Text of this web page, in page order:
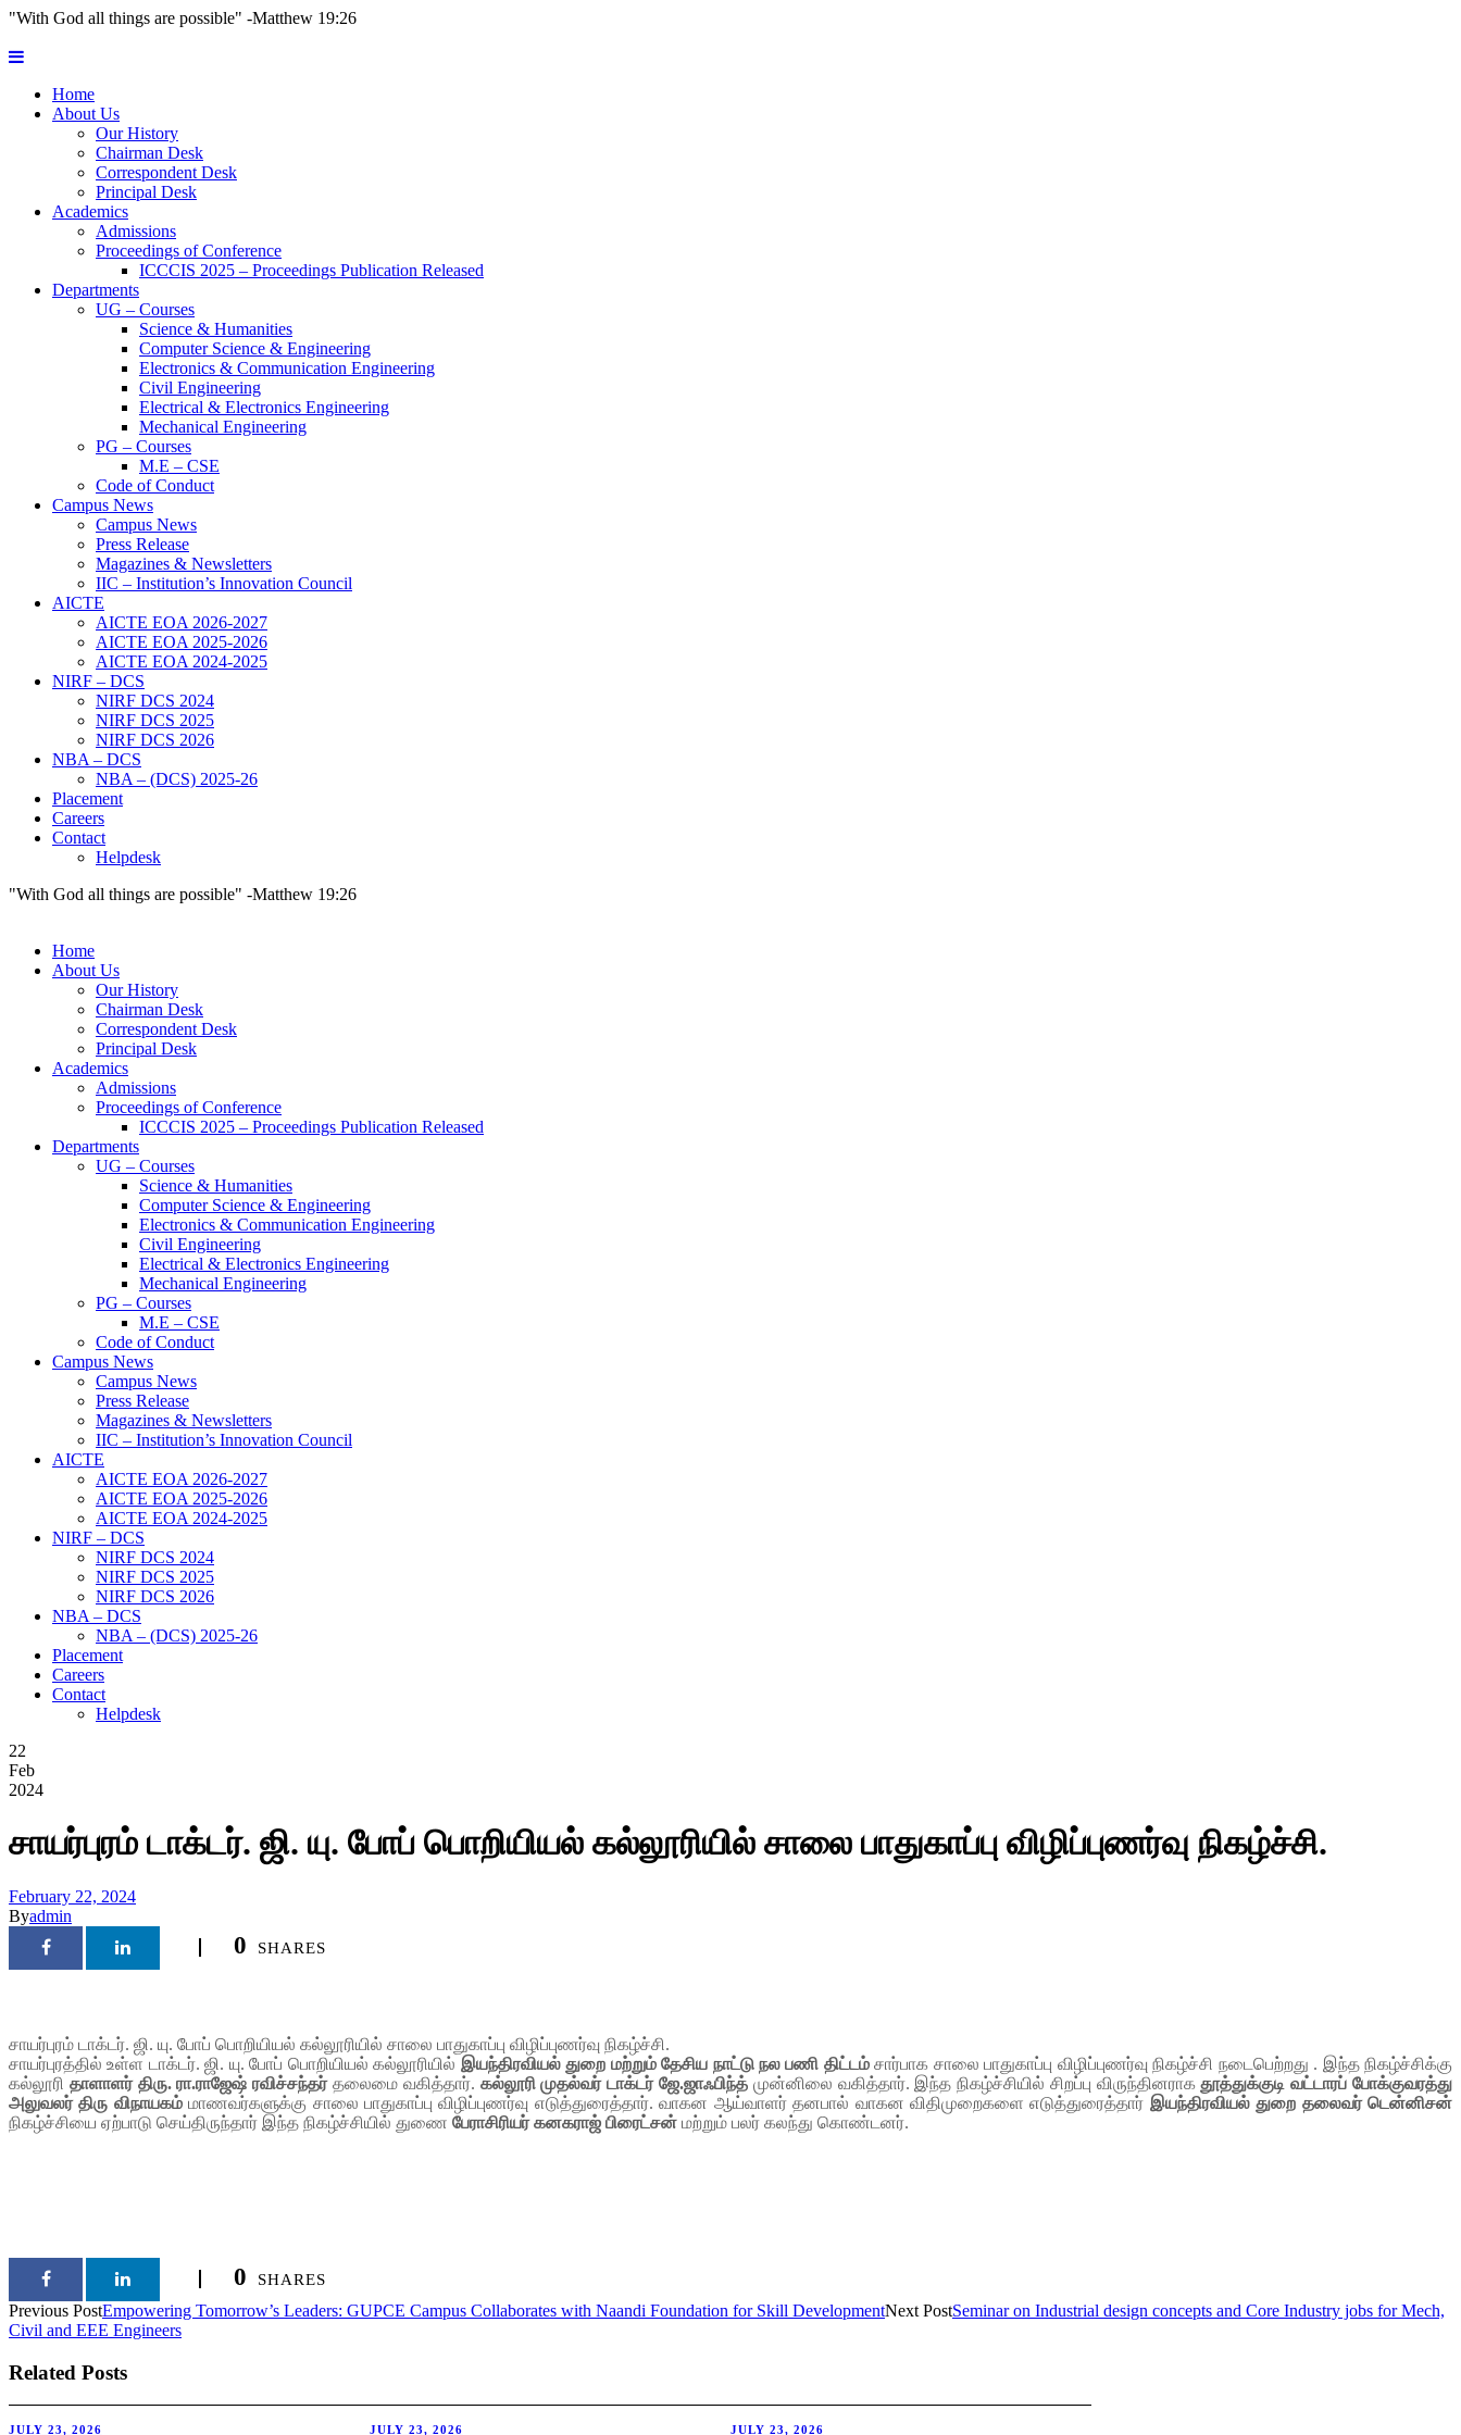
"With God all things are possible" -Matthew 19:26
Home
About Us
Our History
Chairman Desk
Correspondent Desk
Principal Desk
Academics
Admissions
Proceedings of Conference
ICCCIS 2025 – Proceedings Publication Released
Departments
UG – Courses
Science & Humanities
Computer Science & Engineering
Electronics & Communication Engineering
Civil Engineering
Electrical & Electronics Engineering
Mechanical Engineering
PG – Courses
M.E – CSE
Code of Conduct
Campus News
Campus News
Press Release
Magazines & Newsletters
IIC – Institution’s Innovation Council
AICTE
AICTE EOA 2026-2027
AICTE EOA 2025-2026
AICTE EOA 2024-2025
NIRF – DCS
NIRF DCS 2024
NIRF DCS 2025
NIRF DCS 2026
NBA – DCS
NBA – (DCS) 2025-26
Placement
Careers
Contact
Helpdesk
"With God all things are possible" -Matthew 19:26
Home
About Us
Our History
Chairman Desk
Correspondent Desk
Principal Desk
Academics
Admissions
Proceedings of Conference
ICCCIS 2025 – Proceedings Publication Released
Departments
UG – Courses
Science & Humanities
Computer Science & Engineering
Electronics & Communication Engineering
Civil Engineering
Electrical & Electronics Engineering
Mechanical Engineering
PG – Courses
M.E – CSE
Code of Conduct
Campus News
Campus News
Press Release
Magazines & Newsletters
IIC – Institution’s Innovation Council
AICTE
AICTE EOA 2026-2027
AICTE EOA 2025-2026
AICTE EOA 2024-2025
NIRF – DCS
NIRF DCS 2024
NIRF DCS 2025
NIRF DCS 2026
NBA – DCS
NBA – (DCS) 2025-26
Placement
Careers
Contact
Helpdesk
22
Feb
2024
சாயர்புரம் டாக்டர். ஜி. யு. போப் பொறியியல் கல்லூரியில் சாலை பாதுகாப்பு விழிப்புணர்வு நிகழ்ச்சி.
February 22, 2024
Byadmin
0 SHARES
சாயர்புரம் டாக்டர். ஜி. யு. போப் பொறியியல் கல்லூரியில் சாலை பாதுகாப்பு விழிப்புணர்வு நிகழ்ச்சி.
சாயர்புரத்தில் உள்ள டாக்டர். ஜி. யு. போப் பொறியியல் கல்லூரியில் இயந்திரவியல் துறை மற்றும் தேசிய நாட்டு நல பணி திட்டம்சார்பாக சாலை பாதுகாப்பு விழிப்புணர்வு நிகழ்ச்சி நடைபெற்றது . இந்த நிகழ்ச்சிக்கு
கல்லூரி தாளாளர் திரு. ரா.ராஜேஷ் ரவிச்சந்தர்தலைமை வகித்தார். கல்லூரி முதல்வர் டாக்டர் ஜே.ஜாஃபிந்த்முன்னிலை வகித்தார். இந்த நிகழ்ச்சியில் சிறப்பு விருந்தினராகதூத்துக்குடி வட்டாரப் போக்குவரத்து
அலுவலர் திரு விநாயகம்மாணவர்களுக்கு சாலை பாதுகாப்பு விழிப்புணர்வு எடுத்துரைத்தார். வாகன ஆய்வாளர் தனபால் வாகன விதிமுறைகளை எடுத்துரைத்தார் இயந்திரவியல் துறை தலைவர் டென்னிசன்
நிகழ்ச்சியை ஏற்பாடு செய்திருந்தார் இந்த நிகழ்ச்சியில் துணை பேராசிரியர் கனகராஜ் பிரைட்சன் மற்றும் பலர் கலந்து கொண்டனர்.
0 SHARES
Previous PostEmpowering Tomorrow’s Leaders: GUPCE Campus Collaborates with Naandi Foundation for Skill DevelopmentNext PostSeminar on Industrial design concepts and Core Industry jobs for Mech,
Civil and EEE Engineers
Related Posts
JULY 23, 2026 JULY 23, 2026 JULY 23, 2026